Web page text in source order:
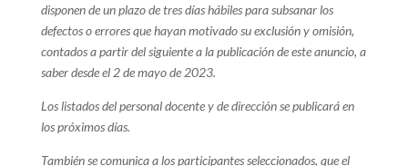
disponen de un plazo de tres días hábiles para subsanar los
defectos o errores que hayan motivado su exclusión y omisión,
contados a partir del siguiente a la publicación de este anuncio, a
saber desde el 2 de mayo de 2023.
Los listados del personal docente y de dirección se publicará en
los próximos días.
También se comunica a los participantes seleccionados, que el